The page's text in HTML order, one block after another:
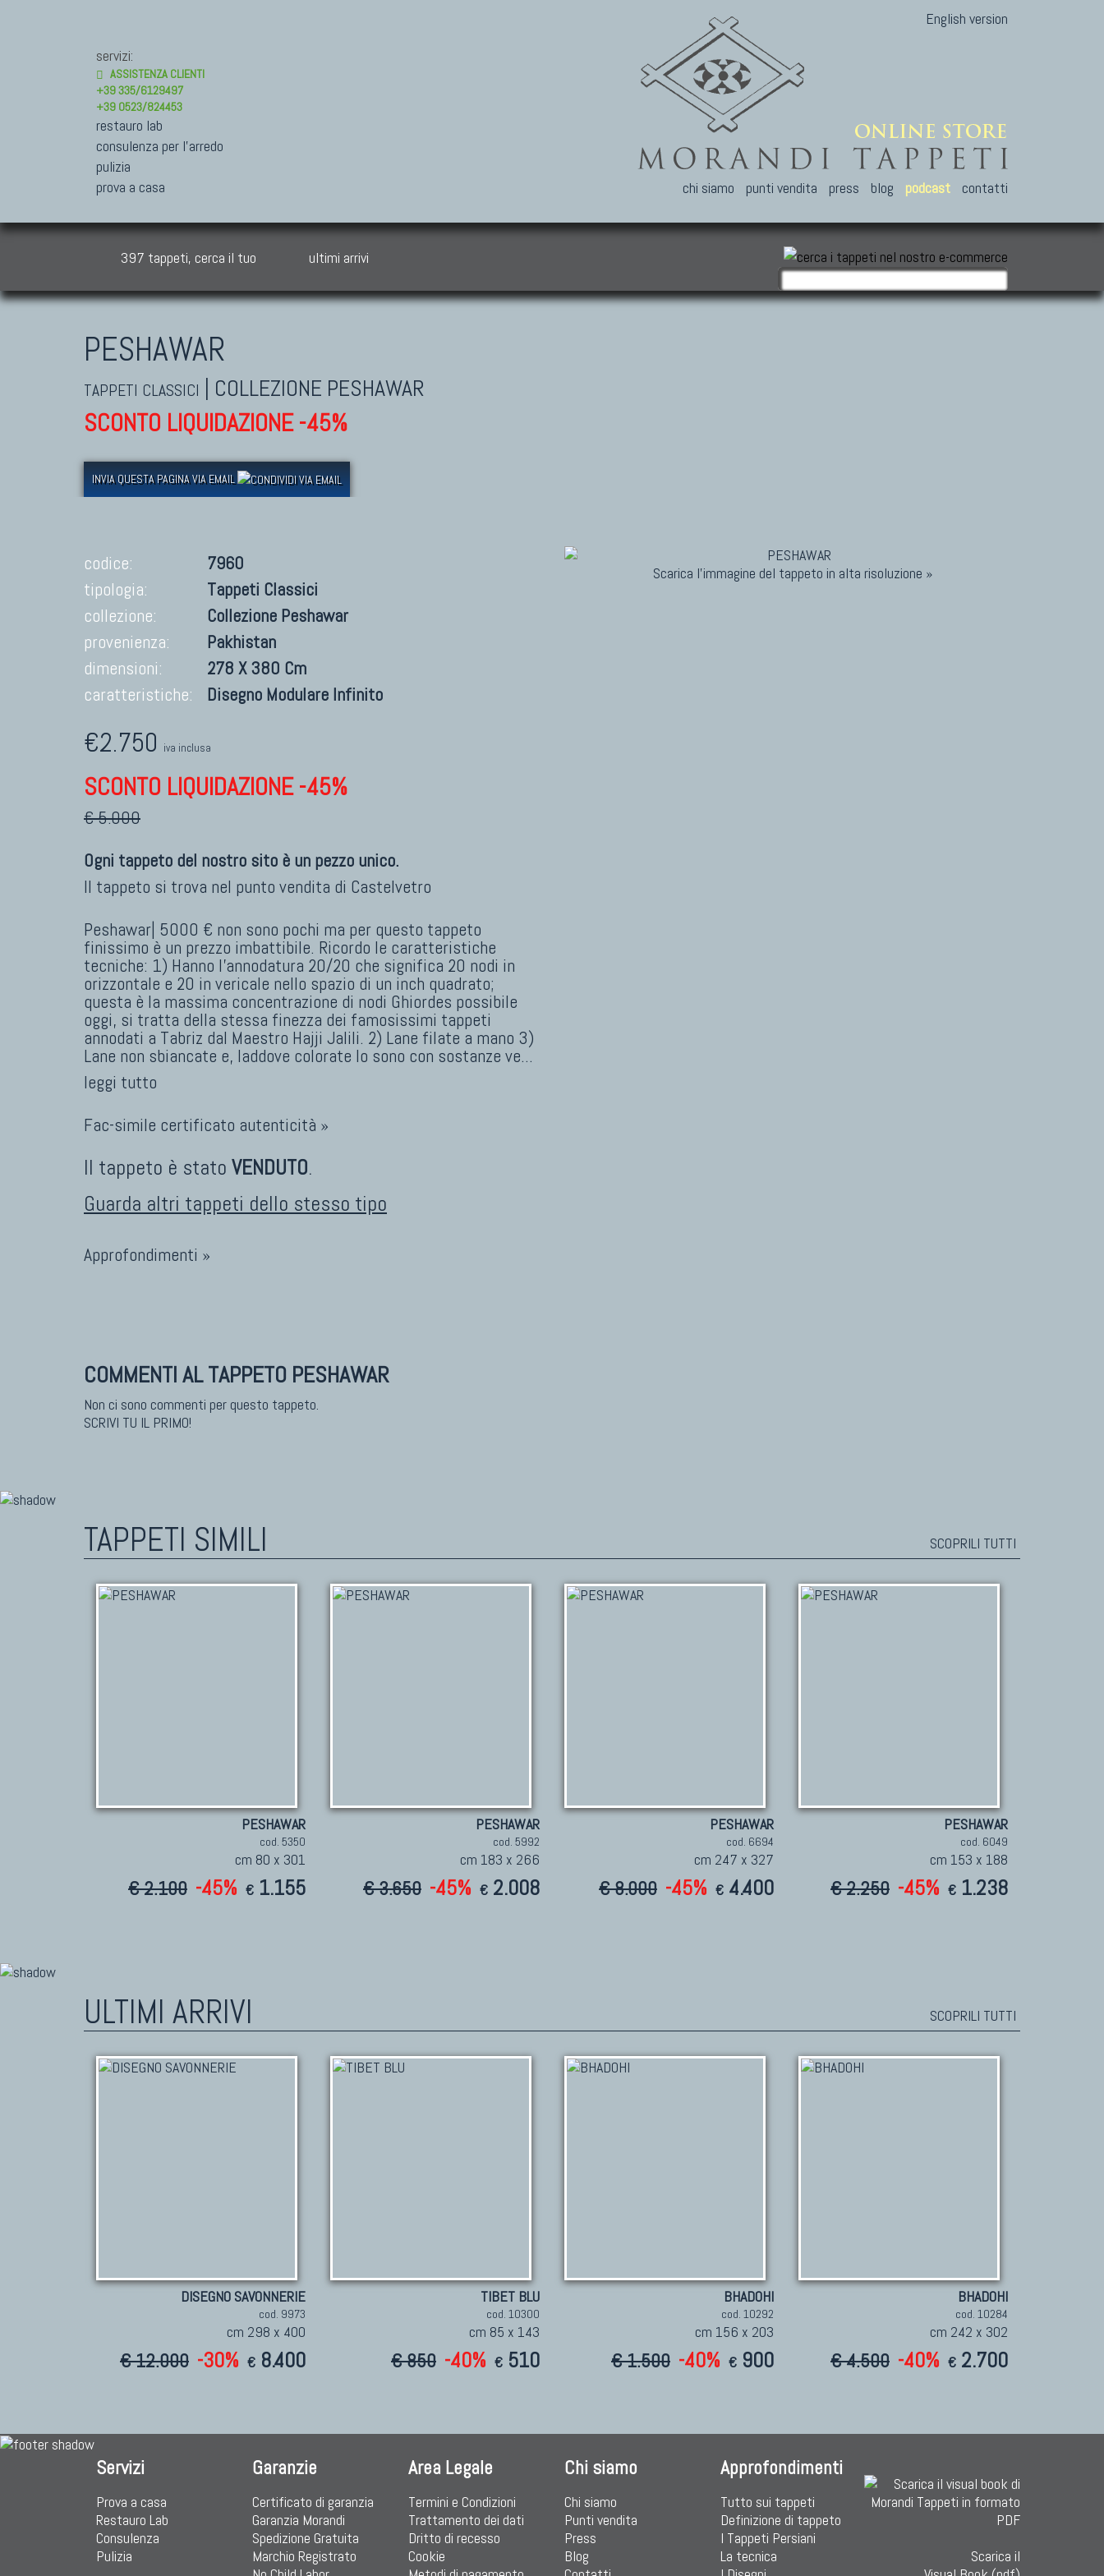
servizi:
ASSISTENZA CLIENTI
+39 335/6129497
+39 0523/824453
restauro lab
consulenza per l'arredo
pulizia
prova a casa
English version
chi siamo punti vendita press blog podcast contatti
397 tappeti, cerca il tuo ultimi arrivi
PESHAWAR
TAPPETI CLASSICI COLLEZIONE PESHAWAR
SCONTO LIQUIDAZIONE -45%
INVIA QUESTA PAGINA VIA EMAIL
Scarica l'immagine del tappeto in alta risoluzione »
codice:
7960
tipologia:
Tappeti Classici
collezione:
Collezione Peshawar
provenienza:
Pakhistan
dimensioni:
278 X 380 Cm
caratteristiche:
Disegno Modulare Infinito
€2.750 iva inclusa
SCONTO LIQUIDAZIONE -45%
€ 5.000
Ogni tappeto del nostro sito è un pezzo unico.
Il tappeto si trova nel punto vendita di Castelvetro
Peshawar| 5000 € non sono pochi ma per questo tappeto
finissimo è un prezzo imbattibile. Ricordo le caratteristiche
tecniche: 1) Hanno l'annodatura 20/20 che significa 20 nodi in
orizzontale e 20 in vericale nello spazio di un inch quadrato;
questa è la massima concentrazione di nodi Ghiordes possibile
oggi, si tratta della stessa finezza dei famosissimi tappeti
annodati a Tabriz dal Maestro Hajji Jalili. 2) Lane filate a mano 3)
Lane non sbiancate e, laddove colorate lo sono con sostanze ve...
leggi tutto
Fac-simile certificato autenticità »
Il tappeto è stato VENDUTO.
Guarda altri tappeti dello stesso tipo
Approfondimenti »
COMMENTI AL TAPPETO PESHAWAR
Non ci sono commenti per questo tappeto.
SCRIVI TU IL PRIMO!
TAPPETI SIMILI SCOPRILI TUTTI
PESHAWAR
cod. 5350
cm 80 x 301
€ 2.100 -45% € 1.155
PESHAWAR
cod. 5992
cm 183 x 266
€ 3.650 -45% € 2.008
PESHAWAR
cod. 6694
cm 247 x 327
€ 8.000 -45% € 4.400
PESHAWAR
cod. 6049
cm 153 x 188
€ 2.250 -45% € 1.238
ULTIMI ARRIVI SCOPRILI TUTTI
DISEGNO SAVONNERIE
cod. 9973
cm 298 x 400
€ 12.000 -30% € 8.400
TIBET BLU
cod. 10300
cm 85 x 143
€ 850 -40% € 510
BHADOHI
cod. 10292
cm 156 x 203
€ 1.500 -40% € 900
BHADOHI
cod. 10284
cm 242 x 302
€ 4.500 -40% € 2.700
Servizi
Prova a casa
Restauro Lab
Consulenza
Pulizia
Garanzie
Certificato di garanzia
Garanzia Morandi
Spedizione Gratuita
Marchio Registrato
Area Legale
Termini e Condizioni
Trattamento dei dati
Dritto di recesso
Cookie
Chi siamo
Chi siamo
Punti vendita
Press
Blog
Approfondimenti
Tutto sui tappeti
Definizione di tappeto
I Tappeti Persiani
La tecnica
Scarica il